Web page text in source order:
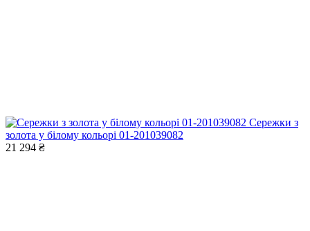
Сережки з
золота у білому кольорі 01-201039082
21 294 ₴